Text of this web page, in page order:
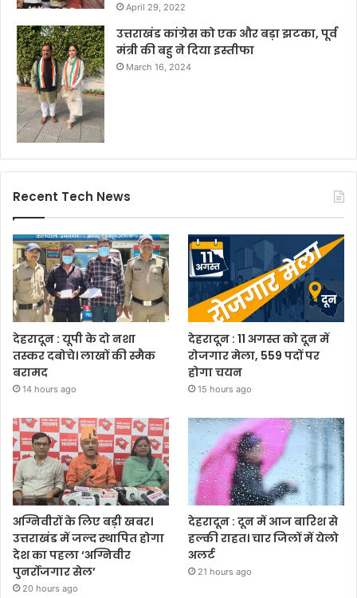
April 29, 2022
उत्तराखंड कांग्रेस को एक और बड़ा झटका, पूर्व
मंत्री की बहु ने दिया इस्तीफा
March 16, 2024
Recent Tech News
देहरादून : यूपी के दो नशा
तस्कर दबोचे। लाखों की स्मैक
बरामद
14 hours ago
देहरादून : 11 अगस्त को दून में
रोजगार मेला, 559 पदों पर
होगा चयन
15 hours ago
अग्निवीरों के लिए बड़ी खबर।
उत्तराखंड में जल्द स्थापित होगा
देश का पहला ‘अग्निवीर
पुनर्रोजगार सेल’
20 hours ago
देहरादून : दून में आज बारिश से
हल्की राहत। चार जिलों में येलो
अलर्ट
21 hours ago